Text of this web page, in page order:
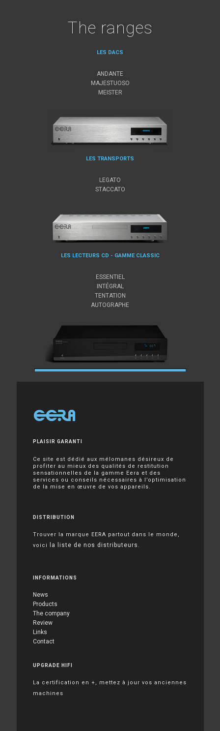
The ranges
LES DACS
ANDANTE
MAJESTUOSO
MEISTER
LES TRANSPORTS
LEGATO
STACCATO
LES LECTEURS CD - GAMME CLASSIC
ESSENTIEL
INTÉGRAL
TENTATION
AUTOGRAPHE
PLAISIR GARANTI
Ce site est dédié aux mélomanes désireux de
profiter au mieux des qualités de restitution
sensationnelles de la gamme Eera et des
services ou conseils nécessaires à l’optimisation
de la mise en œuvre de vos appareils.
DISTRIBUTION
Trouver la marque EERA partout dans le monde,
voici
la liste de nos distributeurs .
INFORMATIONS
News
Products
The company
Review
Links
Contact
UPGRADE HIFI
La certification en +, mettez à jour vos anciennes
machines